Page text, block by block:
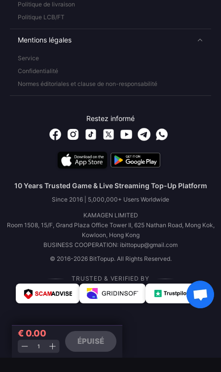
€ 0.00
ÉPUISÉ
Politique de livraison
Politique LCB/FT
Mentions légales
Service
Confidentialité
Normes éditoriales et clause de non-responsabilité
Restez informé
10 Years Trusted Game & Live Streaming Top-Up Platform
Since 2016 | 5,000,000+ Users Worldwide
KAMAGEN LIMITED
Room 1508, 15/F, Grand Plaza Office Tower II, 625 Nathan Road, Mong Kok,
Kowloon, Hong Kong
BUSINESS COOPERATION: ibittopup@gmail.com
© 2016-2026 BitTopup. All Rights Reserved.
TRUSTED & VERIFIED BY